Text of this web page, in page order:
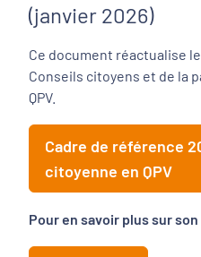
(janvier 2026)
Ce document réactualise
Conseils citoyens et de la
QPV.
Cadre de référence
citoyenne en QPV
Pour en savoir plus sur